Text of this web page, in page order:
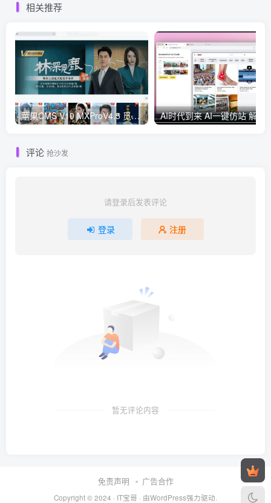
相关推荐
苹果CMS V10 MXProV4.5 觅知优化版
评论 抢沙发
请登录后发表评论
登录 注册
暂无评论内容
免责声明 广告合作
Copyright © 2024 · IT宝哥 · 由WordPress强力驱动.